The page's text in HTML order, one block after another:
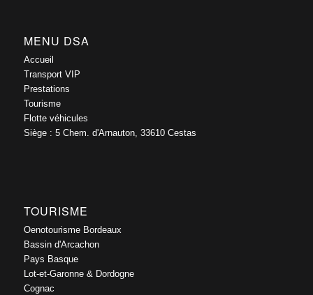
MENU DSA
Accueil
Transport VIP
Prestations
Tourisme
Flotte véhicules
Siège : 5 Chem. d'Arnauton, 33610 Cestas
TOURISME
Oenotourisme Bordeaux
Bassin d'Arcachon
Pays Basque
Lot-et-Garonne & Dordogne
Cognac